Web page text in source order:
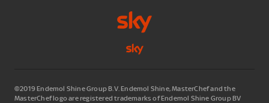
©2019 Endemol Shine Group B.V. Endemol Shine, MasterChef and the
MasterChef logo are registered trademarks of Endemol Shine Group BV